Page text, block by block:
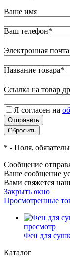
Ваше имя
Ваш телефон*
Электронная почта
Название товара*
Ссылка на товар
Я согласен на
* - Поля,
Сообщение
Ваше сообщение
Вами свяжется
Закрыть окно
Просмотренные
просмотр
Фен для
Каталог